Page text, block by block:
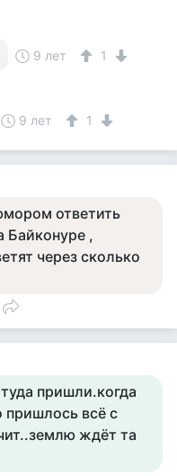
9 лет 1
9 лет 1
ответить
Байконуре ,
через сколько
пришли.когда
пришлось всё с
ждёт та